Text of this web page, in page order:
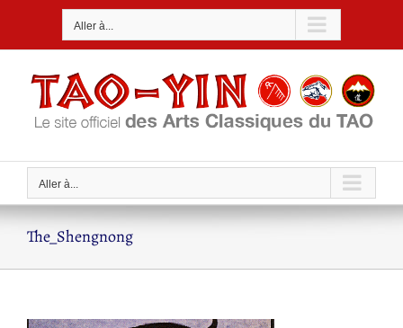
Aller à...
Aller à...
The_Shengnong